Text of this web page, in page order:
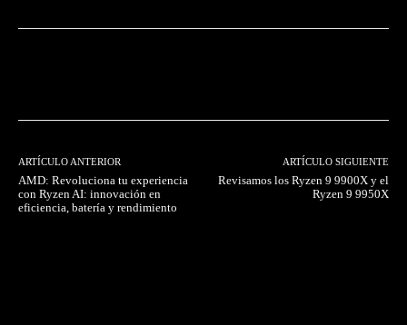
ARTÍCULO ANTERIOR
AMD: Revoluciona tu experiencia
con Ryzen AI: innovación en
eficiencia, batería y rendimiento
ARTÍCULO SIGUIENTE
Revisamos los Ryzen 9 9900X y el
Ryzen 9 9950X